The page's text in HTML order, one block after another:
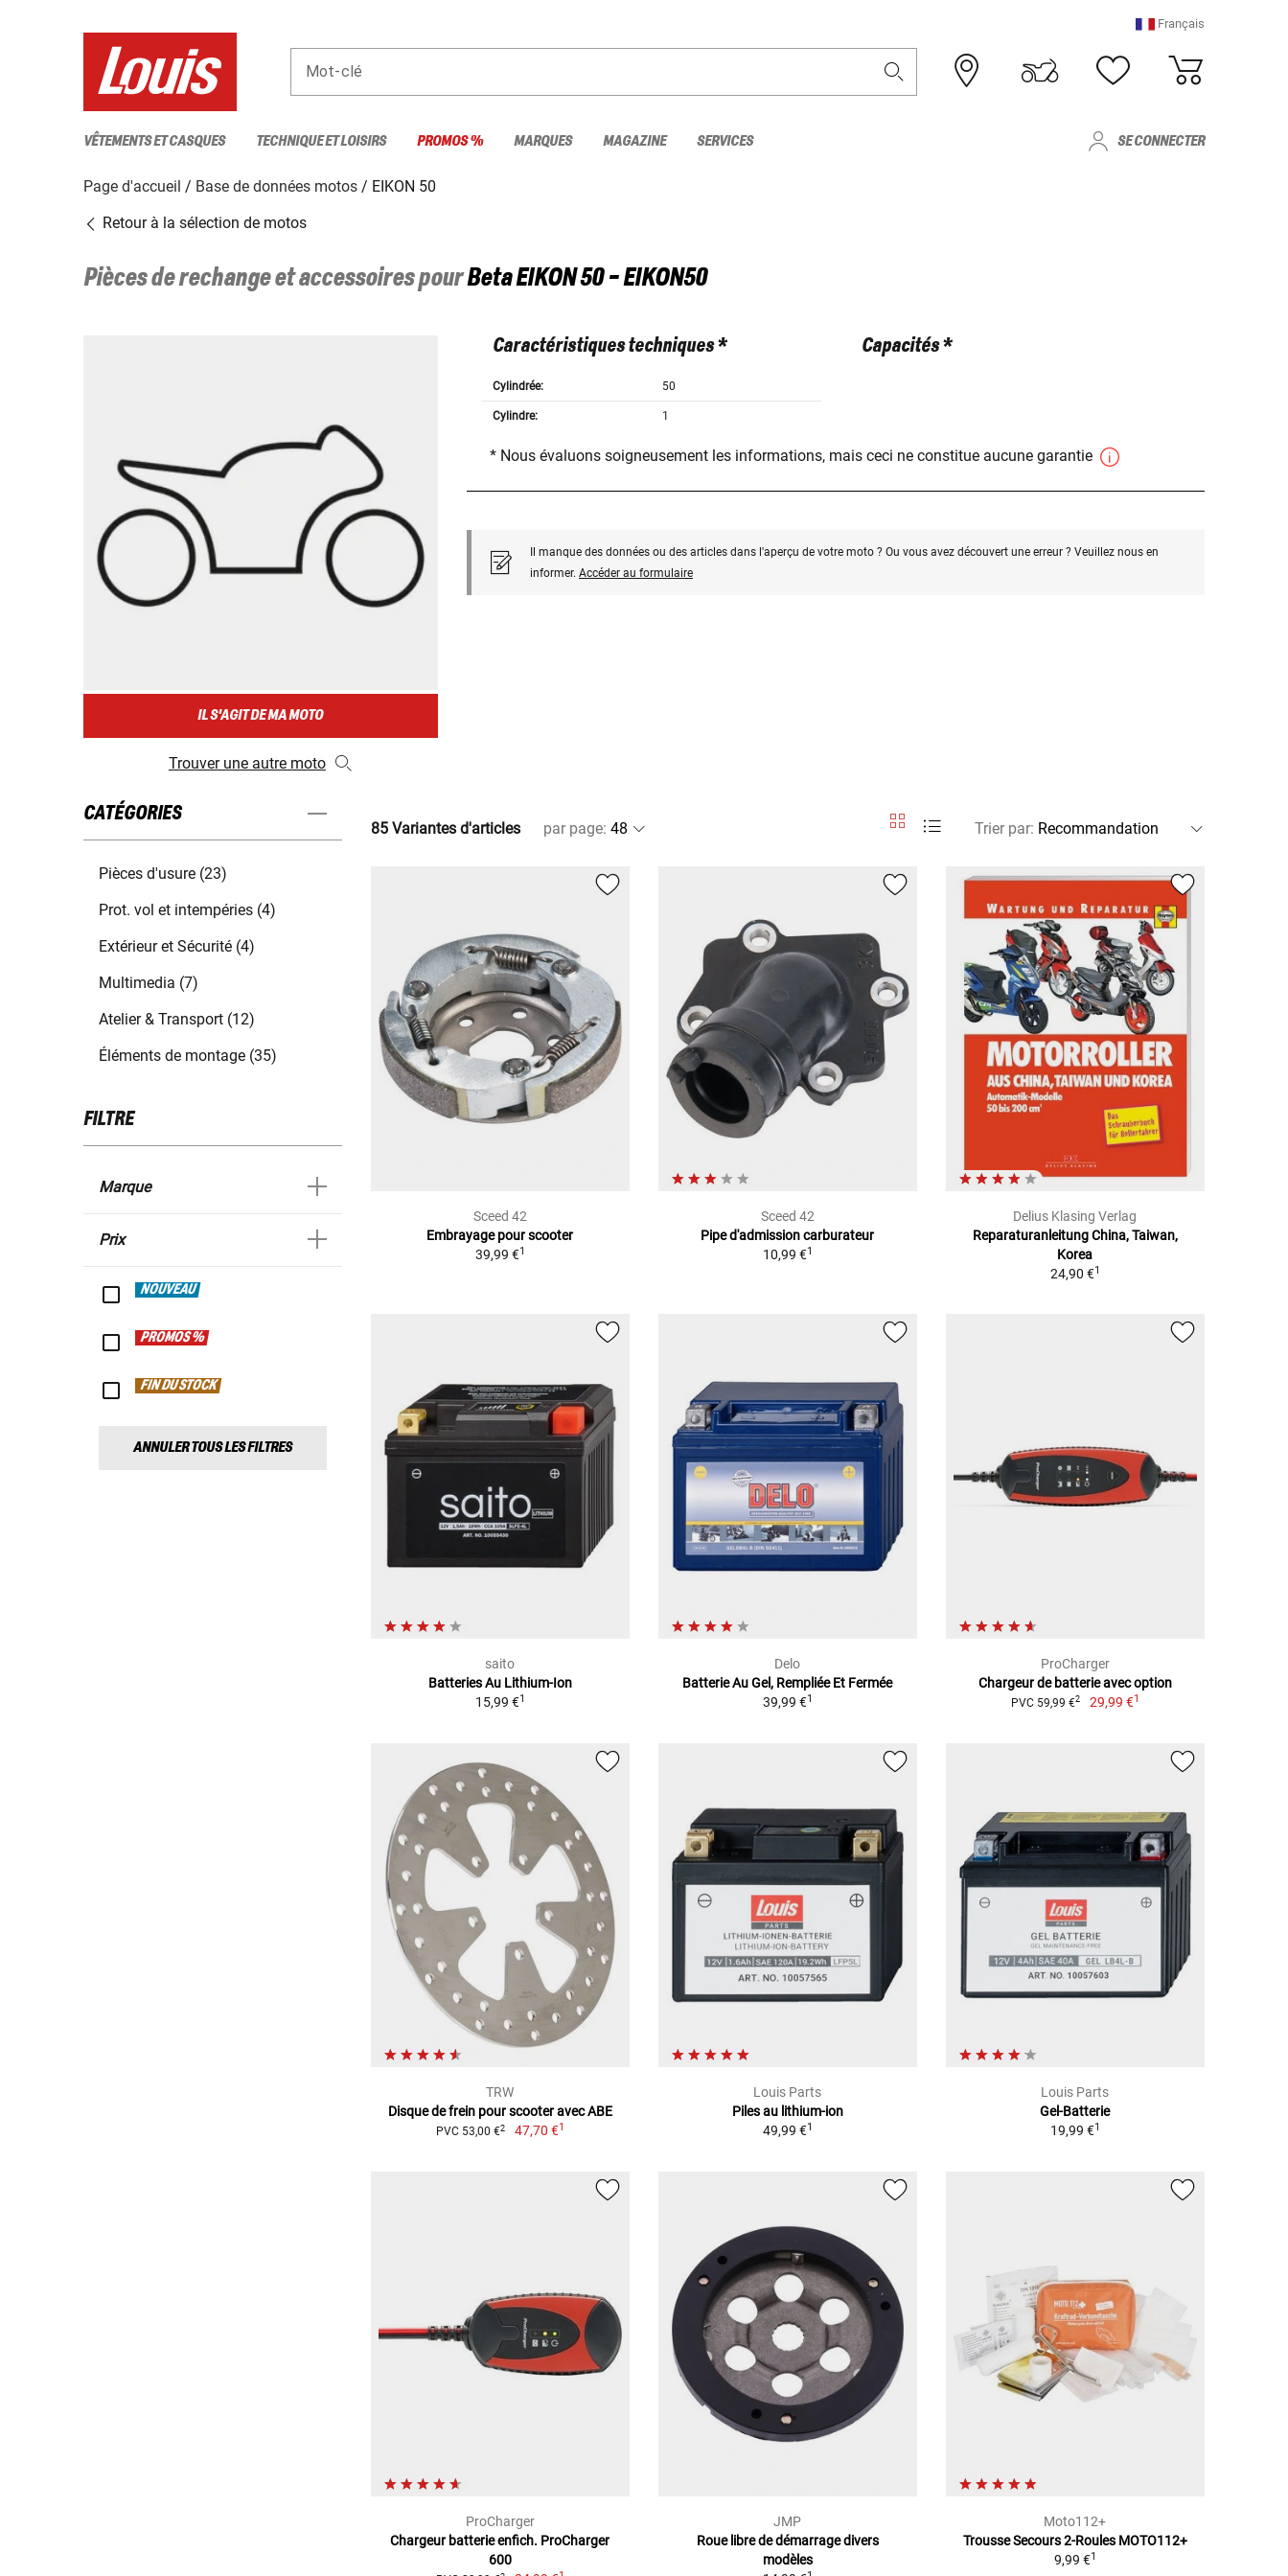
Français
Mot-clé
VÊTEMENTS ET CASQUES TECHNIQUE ET LOISIRS PROMOS % MARQUES MAGAZINE SERVICES SE CONNECTER
Page d'accueil Base de données motos
EIKON 50
Retour à la sélection de motos
Pièces de rechange et accessoires pourBetaEIKON 50 - EIKON50
IL S'AGIT DE MA MOTO
Trouver une autre moto
Caractéristiques techniques *
Cylindrée: 50
Cylindre: 1
Capacités *
* Nous évaluons soigneusement les informations, mais ceci ne constitue aucune garantie
Il manque des données ou des articles dans l'aperçu de votre moto ? Ou vous avez découvert une erreur ? Veuillez nous en
informer. Accéder au formulaire
CATÉGORIES
Pièces d'usure (23)
Prot. vol et intempéries (4)
Extérieur et Sécurité (4)
Multimedia (7)
Atelier & Transport (12)
Éléments de montage (35)
FILTRE
Marque
Prix
NOUVEAU
PROMOS %
FIN DU STOCK
ANNULER TOUS LES FILTRES
85 Variantes d'articles par page: Trier par:
Sceed 42
Embrayage pour scooter
39,99 €1
Sceed 42
Pipe d'admission carburateur
10,99 €1
Delius Klasing Verlag
Reparaturanleitung China, Taiwan,
Korea
24,90 €1
saito
Batteries Au Lithium-Ion
15,99 €1
Delo
Batterie Au Gel, Rempliée Et Fermée
39,99 €1
ProCharger
Chargeur de batterie avec option
PVC 59,99 €2 29,99 €1
TRW
Disque de frein pour scooter avec ABE
PVC 53,00 €2 47,70 €1
Louis Parts
Piles au lithium-ion
49,99 €1
Louis Parts
Gel-Batterie
19,99 €1
ProCharger
Chargeur batterie enfich. ProCharger
600
JMP
Roue libre de démarrage divers
modèles
Moto112+
Trousse Secours 2-Roules MOTO112+
9,99 €1